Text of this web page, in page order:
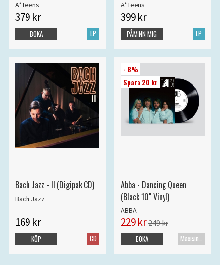
A*Teens
379 kr
LP
BOKA
A*Teens
399 kr
LP
PÅMINN MIG
Bach Jazz - II (Digipak CD)
Bach Jazz
169 kr
CD
KÖP
- 8%
Spara 20 kr
Abba - Dancing Queen
(Black 10" Vinyl)
ABBA
229 kr249 kr
Maxisingel
BOKA